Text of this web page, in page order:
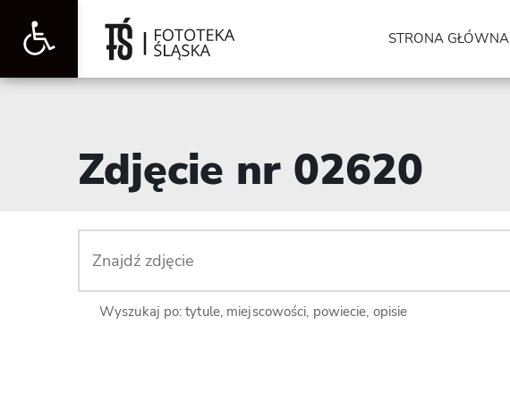
Otwórz
narzędzi
STRONA GŁÓWNA
Zdjęcie nr 02620
Wyszukaj po: tytule, miejscowości, powiecie, opisie